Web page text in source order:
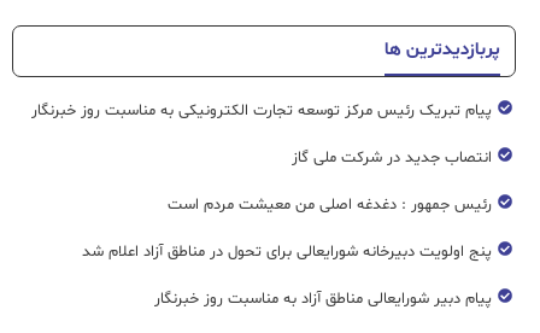
پربازدیدترین ها
پیام تبریک رئیس مرکز توسعه تجارت الکترونیکی به مناسبت روز خبرنگار
انتصاب جدید در شرکت ملی گاز
رئیس جمهور : دغدغه اصلی من معیشت مردم است
پنج اولویت دبیرخانه شورایعالی برای تحول در مناطق آزاد اعلام شد
پیام دبیر شورایعالی مناطق آزاد به مناسبت روز خبرنگار